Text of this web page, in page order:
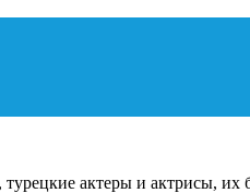
актеры и актрисы, их